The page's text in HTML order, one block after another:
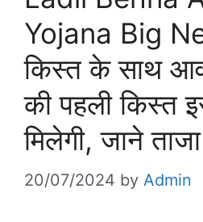
Yojana Big
किस्त के साथ
की पहली किस्त
मिलेगी, जाने
20/07/2024 by Admin